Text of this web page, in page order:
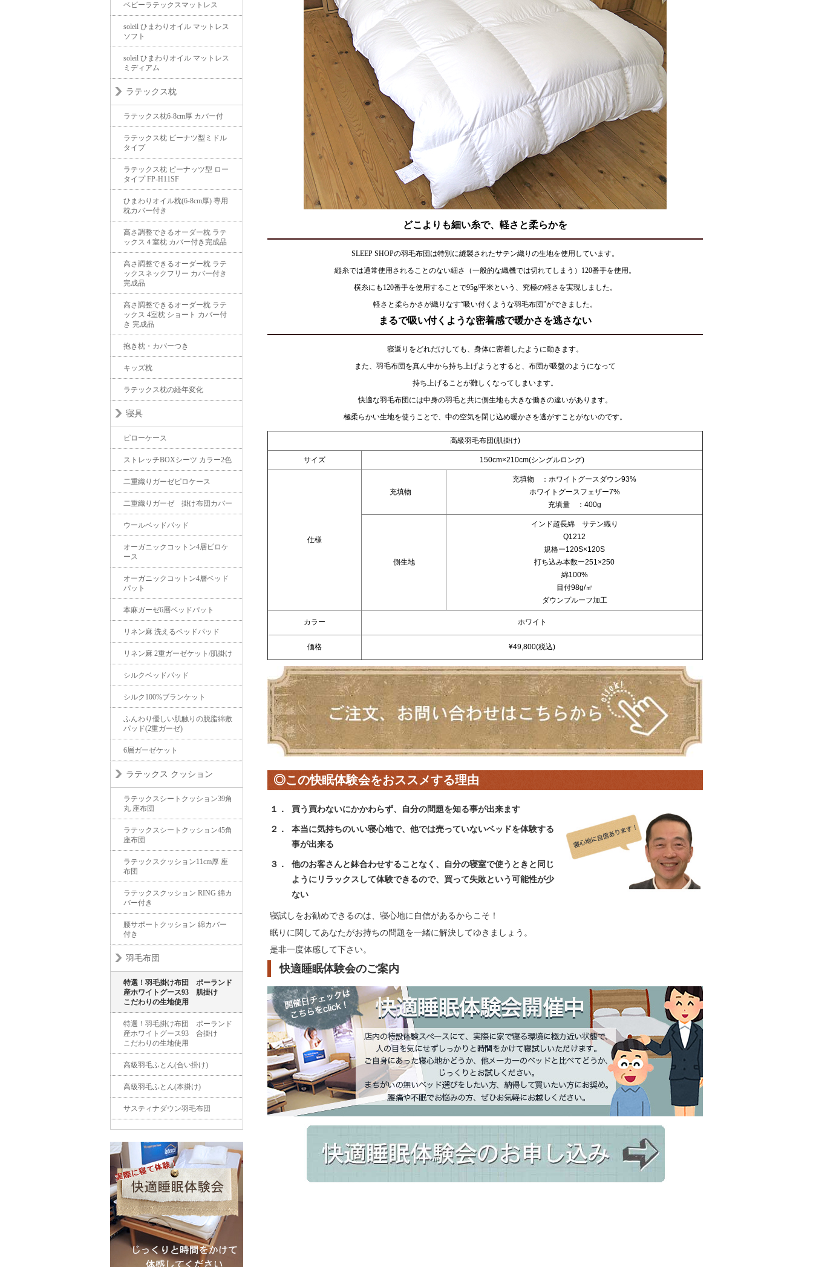
どこよりも細い糸で、軽さと柔らかを
SLEEP SHOPの羽毛布団は特別に縫製されたサテン織りの生地を使用しています。
縦糸では通常使用されることのない細さ（一般的な織機では切れてしまう）120番手を使用。
横糸にも120番手を使用することで95g/平米という、究極の軽さを実現しました。
軽さと柔らかさが織りなす“吸い付くような羽毛布団”ができました。
まるで吸い付くような密着感で暖かさを逃さない
寝返りをどれだけしても、身体に密着したように動きます。
また、羽毛布団を真ん中から持ち上げようとすると、布団が吸盤のようになって
持ち上げることが難しくなってしまいます。
快適な羽毛布団には中身の羽毛と共に側生地も大きな働きの違いがあります。
極柔らかい生地を使うことで、中の空気を閉じ込め暖かさを逃がすことがないのです。
高級羽毛布団(肌掛け)
サイズ 150cm×210cm(シングルロング)
仕様
充填物
充填物 ：ホワイトグースダウン93%
ホワイトグースフェザー7%
充填量 ：400g
側生地
インド超長綿 サテン織り
Q1212
規格ー120S×120S
打ち込み本数ー251×250
綿100%
目付98g/㎡
ダウンプルーフ加工
カラー ホワイト
価格 ¥49,800(税込)
◎この快眠体験会をおススメする理由
１． 買う買わないにかかわらず、自分の問題を知る事が出来ます
２．
本当に気持ちのいい寝心地で、他では売っていないベッドを体験する
事が出来る
３．
他のお客さんと鉢合わせすることなく、自分の寝室で使うときと同じ
ようにリラックスして体験できるので、買って失敗という可能性が少
ない
寝試しをお勧めできるのは、寝心地に自信があるからこそ！
眠りに関してあなたがお持ちの問題を一緒に解決してゆきましょう。
是非一度体感して下さい。
快適睡眠体験会のご案内
ベビーラテックスマットレス
soleil ひまわりオイル マットレス
ソフト
soleil ひまわりオイル マットレス
ミディアム
ラテックス枕
ラテックス枕6-8cm厚 カバー付
ラテックス枕 ピーナツ型ミドル
タイプ
ラテックス枕 ピーナッツ型 ロー
タイプ FP-H11SF
ひまわりオイル枕(6-8cm厚) 専用
枕カバー付き
高さ調整できるオーダー枕 ラテ
ックス４室枕 カバー付き完成品
高さ調整できるオーダー枕 ラテ
ックスネックフリー カバー付き
完成品
高さ調整できるオーダー枕 ラテ
ックス 4室枕 ショート カバー付
き 完成品
抱き枕・カバーつき
キッズ枕
ラテックス枕の経年変化
寝具
ピローケース
ストレッチBOXシーツ カラー2色
二重織りガーゼピロケース
二重織りガーゼ 掛け布団カバー
ウールベッドパッド
オーガニックコットン4層ピロケ
ース
オーガニックコットン4層ベッド
パット
本麻ガーゼ6層ベッドパット
リネン麻 洗えるベッドパッド
リネン麻 2重ガーゼケット/肌掛け
シルクベッドパッド
シルク100%ブランケット
ふんわり優しい肌触りの脱脂綿敷
パッド(2重ガーゼ)
6層ガーゼケット
ラテックス クッション
ラテックスシートクッション39角
丸 座布団
ラテックスシートクッション45角
座布団
ラテックスクッション11cm厚 座
布団
ラテックスクッション RING 綿カ
バー付き
腰サポートクッション 綿カバー
付き
羽毛布団
特選！羽毛掛け布団 ポーランド
産ホワイトグース93 肌掛け
こだわりの生地使用
特選！羽毛掛け布団 ポーランド
産ホワイトグース93 合掛け
こだわりの生地使用
高級羽毛ふとん(合い掛け)
高級羽毛ふとん(本掛け)
サスティナダウン羽毛布団